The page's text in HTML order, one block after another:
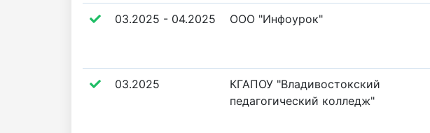
03.2025 - 04.2025 ООО "Инфоурок"
03.2025
КГАПОУ "Владивостокский
педагогический колледж"